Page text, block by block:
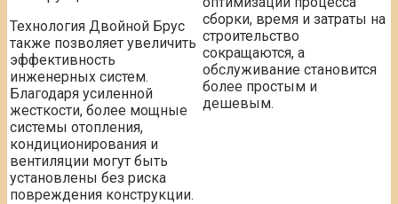
Технология Двойной Брус
также позволяет увеличить
эффективность
инженерных систем.
Благодаря усиленной
жесткости, более мощные
системы отопления,
кондиционирования и
вентиляции могут быть
установлены без риска
повреждения конструкции.
сборки, время и затраты на
строительство
сокращаются, а
обслуживание становится
более простым и
дешевым.